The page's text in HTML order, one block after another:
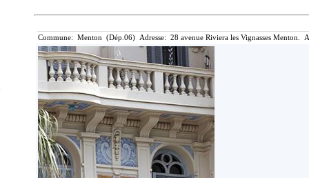
Commune: Menton (Dép.06) Adresse: 28 avenue Riviera les Vignasses Menton.